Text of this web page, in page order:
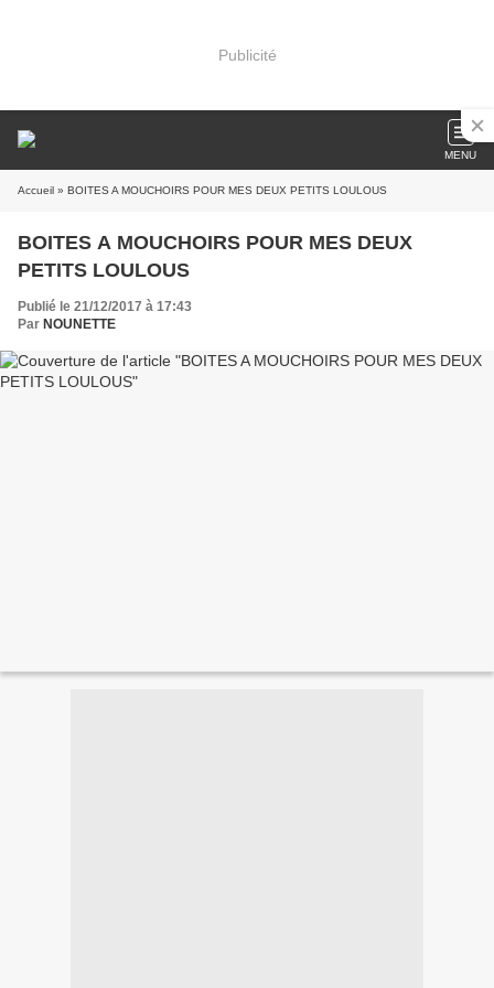
Publicité
MENU
Accueil » BOITES A MOUCHOIRS POUR MES DEUX PETITS LOULOUS
BOITES A MOUCHOIRS POUR MES DEUX
PETITS LOULOUS
Publié le 21/12/2017 à 17:43
Par NOUNETTE